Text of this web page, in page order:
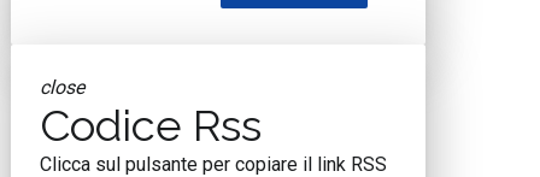
close
Codice Rss
Clicca sul pulsante per copiare il link RSS